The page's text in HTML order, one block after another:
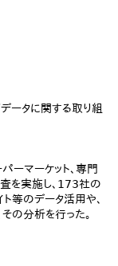
ータに関する取り組
ーマーケット、専門
査を実施し、173社の
等のデータ活用や、
の分析を行った。